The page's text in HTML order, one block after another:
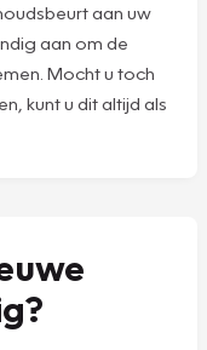
aan uw
aan om de
Mocht u toch
kunt u dit altijd als